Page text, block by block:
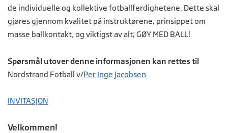
de individuelle og kollektive fotballferdighetene. Dette skal
gjøres gjennom kvalitet på instruktørene, prinsippet om
masse ballkontakt, og viktigst av alt; GØY MED BALL!
Spørsmål utover denne informasjonen kan rettes til
Nordstrand Fotball v/Per Inge Jacobsen
INVITASJON
Velkommen!